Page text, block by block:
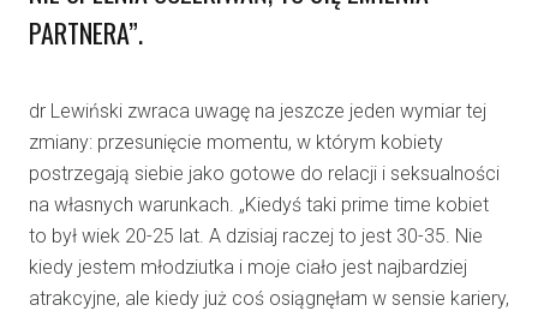
PARTNERA”.
dr Lewiński zwraca uwagę na jeszcze jeden wymiar tej
zmiany: przesunięcie momentu, w którym kobiety
postrzegają siebie jako gotowe do relacji i seksualności
na własnych warunkach. „Kiedyś taki prime time kobiet
to był wiek 20-25 lat. A dzisiaj raczej to jest 30-35. Nie
kiedy jestem młodziutka i moje ciało jest najbardziej
atrakcyjne, ale kiedy już coś osiągnęłam w sensie kariery,